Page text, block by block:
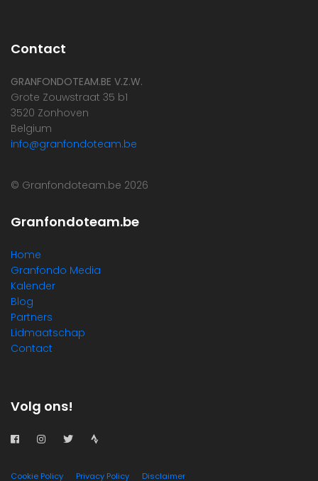
Contact
GRANFONDOTEAM.BE V.Z.W.
Grote Zouwstraat 35 b1
3520 Zonhoven
Belgium
info@granfondoteam.be
© Granfondoteam.be 2026
Granfondoteam.be
Home
Granfondo Media
Kalender
Blog
Partners
Lidmaatschap
Contact
Volg ons!
Cookie Policy Privacy Policy Disclaimer